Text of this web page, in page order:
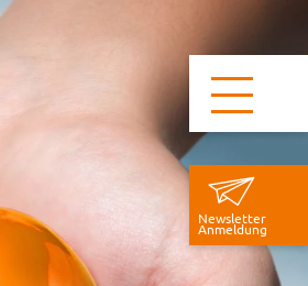
Newsletter
Anmeldung